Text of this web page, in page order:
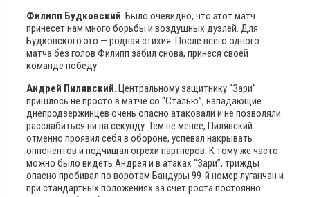
Филипп Будковский. Было очевидно, что этот матч
принесет нам много борьбы и воздушных дуэлей. Для
Будковского это — родная стихия. После всего одного
матча без голов Филипп забил снова, принеся своей
команде победу.
Андрей Пилявский. Центральному защитнику “Зари”
пришлось не просто в матче со “Сталью”, нападающие
днепродзержинцев очень опасно атаковали и не позволяли
расслабиться ни на секунду. Тем не менее, Пилявский
отменно проявил себя в обороне, успевал накрывать
оппонентов и подчищал огрехи партнеров. К тому же часто
можно было видеть Андрея и в атаках “Зари”, трижды
опасно пробивал по воротам Бандуры 99-й номер луганчан и
при стандартных положениях за счет роста постоянно